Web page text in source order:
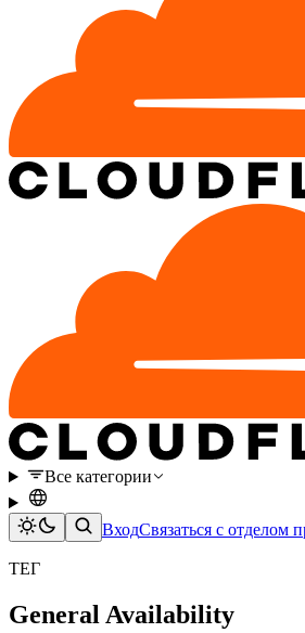
Все категории
ВходСвязаться с отделом
ТЕГ
General Availability